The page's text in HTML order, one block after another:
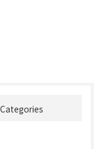
Categories